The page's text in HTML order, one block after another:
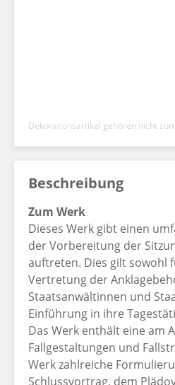
Dekorationsartikel gehören nicht
Beschreibung
Zum Werk
Dieses Werk gibt einen
der Vorbereitung der
auftreten. Dies gilt sowohl
Vertretung der
Staatsanwältinnen und
Einführung in ihre
Das Werk enthält eine am
Fallgestaltungen und
Werk zahlreiche
Schlussvortrag, dem